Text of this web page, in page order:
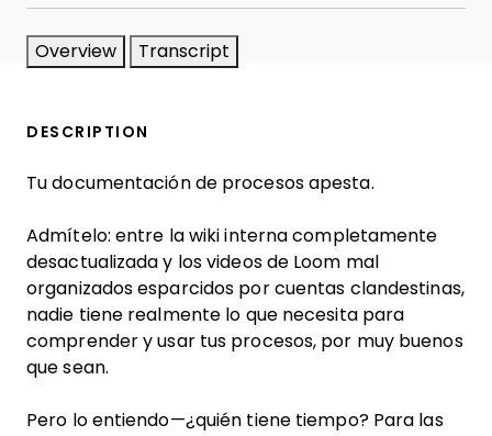
Overview Transcript
DESCRIPTION
Tu documentación de procesos apesta.
Admítelo: entre la wiki interna completamente
desactualizada y los videos de Loom mal
organizados esparcidos por cuentas clandestinas,
nadie tiene realmente lo que necesita para
comprender y usar tus procesos, por muy buenos
que sean.
Pero lo entiendo—¿quién tiene tiempo? Para las